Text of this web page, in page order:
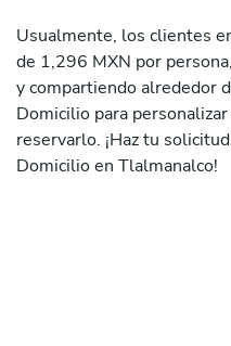
Usualmente, los clientes
de 1,296 MXN por
y compartiendo alrededor
Domicilio para
reservarlo. ¡Haz tu
Domicilio en Tlalmanalco!